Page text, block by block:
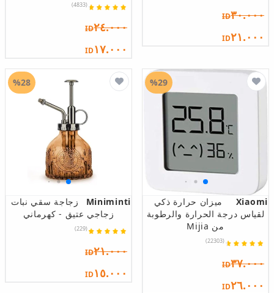
ID٣٠.٠٠٠
ID٢١.٠٠٠
(4833)
ID٢٤.٠٠٠
ID١٧.٠٠٠
Xiaomi
ميزان حرارة ذكي
لقياس درجة الحرارة والرطوبة
من Mijia
(22303)
ID٣٧.٠٠٠
ID٢٦.٠٠٠
%29
Miniminti
زجاجة سقي نبات
زجاجي عتيق - كهرماني
(229)
ID٢١.٠٠٠
ID١٥.٠٠٠
%28